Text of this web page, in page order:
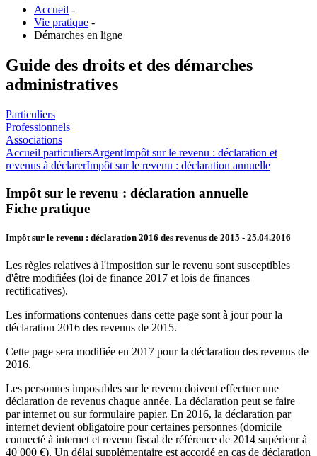
Accueil -
Vie pratique -
Démarches en ligne
Guide des droits et des démarches
administratives
Particuliers
Professionnels
Associations
Accueil particuliersArgentImpôt sur le revenu : déclaration et
revenus à déclarerImpôt sur le revenu : déclaration annuelle
Impôt sur le revenu : déclaration annuelle
Fiche pratique
Impôt sur le revenu : déclaration 2016 des revenus de 2015 - 25.04.2016
Les règles relatives à l'imposition sur le revenu sont susceptibles
d'être modifiées (loi de finance 2017 et lois de finances
rectificatives).
Les informations contenues dans cette page sont à jour pour la
déclaration 2016 des revenus de 2015.
Cette page sera modifiée en 2017 pour la déclaration des revenus de
2016.
Les personnes imposables sur le revenu doivent effectuer une
déclaration de revenus chaque année. La déclaration peut se faire
par internet ou sur formulaire papier. En 2016, la déclaration par
internet devient obligatoire pour certaines personnes (domicile
connecté à internet et revenu fiscal de référence de 2014 supérieur à
40 000 €). Un délai supplémentaire est accordé en cas de déclaration